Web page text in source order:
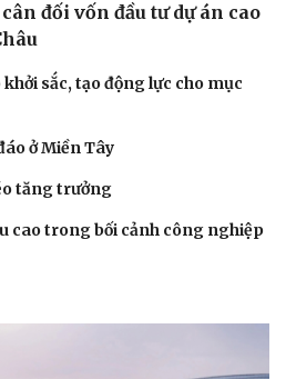
Đời sống
Nhà đẹp
đối vốn đầu tư dự án cao
sắc, tạo động lực cho mục
ở Miền Tây
tăng trưởng
cao trong bối cảnh công nghiệp